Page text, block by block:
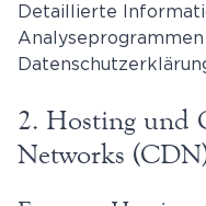
Detaillierte
2. Hosting und
Networks